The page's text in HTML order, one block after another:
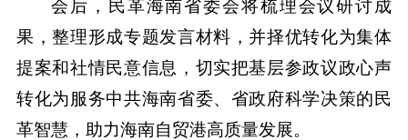
会后，民革海南省委会将梳理会议研讨成
果，整理形成专题发言材料，并择优转化为集体
提案和社情民意信息，切实把基层参政议政心声
转化为服务中共海南省委、省政府科学决策的民
革智慧，助力海南自贸港高质量发展。